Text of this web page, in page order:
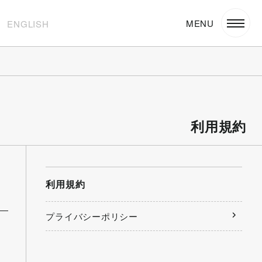
ENGLISH
利用規約
利用規約
プライバシーポリシー